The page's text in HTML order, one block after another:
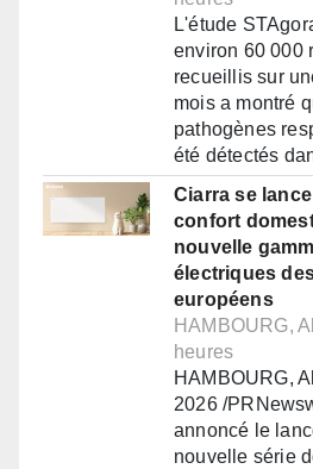
L'étude
environ 60 000
recueillis sur
mois a montré
pathogènes
été détectés
Ciarra se
confort
nouvelle
électriques
européens
HAMBOURG,
heures
HAMBOURG,
2026 /
annoncé le
nouvelle série